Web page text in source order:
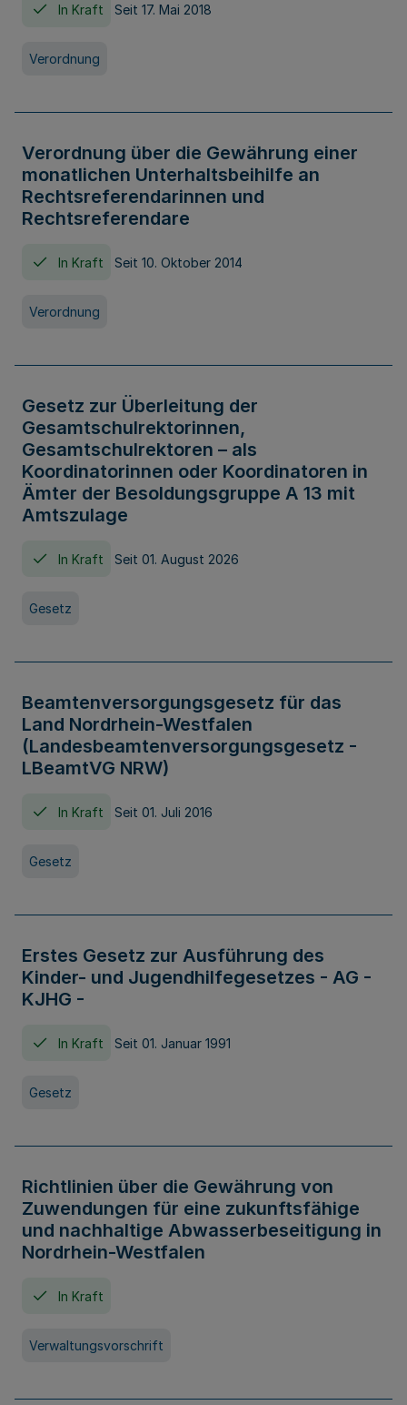
In Kraft Seit 17. Mai 2018
Verordnung
Verordnung über die Gewährung einer
monatlichen Unterhaltsbeihilfe an
Rechtsreferendarinnen und
Rechtsreferendare
In Kraft Seit 10. Oktober 2014
Verordnung
Gesetz zur Überleitung der
Gesamtschulrektorinnen,
Gesamtschulrektoren – als
Koordinatorinnen oder Koordinatoren in
Ämter der Besoldungsgruppe A 13 mit
Amtszulage
In Kraft Seit 01. August 2026
Gesetz
Beamtenversorgungsgesetz für das
Land Nordrhein-Westfalen
(Landesbeamtenversorgungsgesetz -
LBeamtVG NRW)
In Kraft Seit 01. Juli 2016
Gesetz
Erstes Gesetz zur Ausführung des
Kinder- und Jugendhilfegesetzes - AG -
KJHG -
In Kraft Seit 01. Januar 1991
Gesetz
Richtlinien über die Gewährung von
Zuwendungen für eine zukunftsfähige
und nachhaltige Abwasserbeseitigung in
Nordrhein-Westfalen
In Kraft
Verwaltungsvorschrift